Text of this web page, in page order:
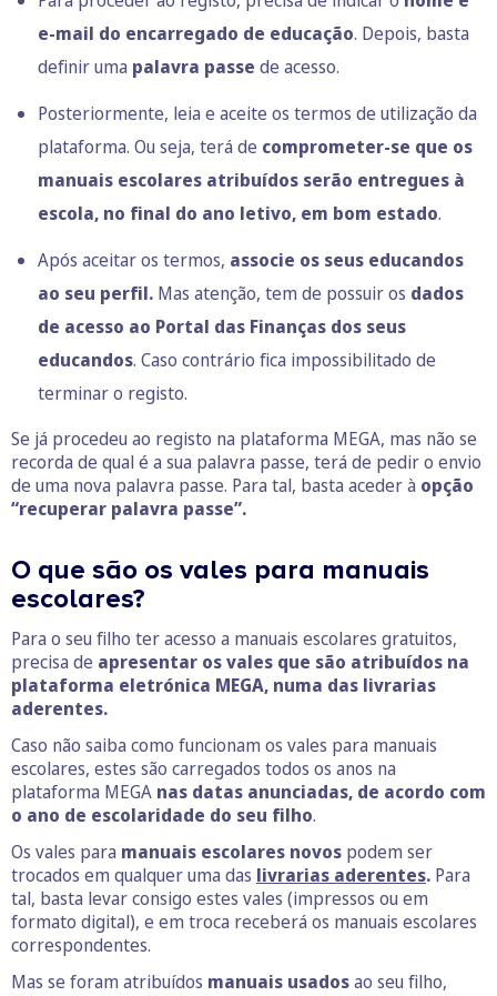
e-mail do encarregado de educação. Depois, basta
definir uma palavra passe de acesso.
Posteriormente, leia e aceite os termos de utilização da
plataforma. Ou seja, terá de comprometer-se que os
manuais escolares atribuídos serão entregues à
escola, no final do ano letivo, em bom estado.
Após aceitar os termos, associe os seus educandos
ao seu perfil. Mas atenção, tem de possuir os dados
de acesso ao Portal das Finanças dos seus
educandos. Caso contrário fica impossibilitado de
terminar o registo.
Se já procedeu ao registo na plataforma MEGA, mas não se
recorda de qual é a sua palavra passe, terá de pedir o envio
de uma nova palavra passe. Para tal, basta aceder à opção
“recuperar palavra passe”.
O que são os vales para manuais
escolares?
Para o seu filho ter acesso a manuais escolares gratuitos,
precisa de apresentar os vales que são atribuídos na
plataforma eletrónica MEGA, numa das livrarias
aderentes.
Caso não saiba como funcionam os vales para manuais
escolares, estes são carregados todos os anos na
plataforma MEGA nas datas anunciadas, de acordo com
o ano de escolaridade do seu filho.
Os vales para manuais escolares novos podem ser
trocados em qualquer uma das livrarias aderentes. Para
tal, basta levar consigo estes vales (impressos ou em
formato digital), e em troca receberá os manuais escolares
correspondentes.
Mas se foram atribuídos manuais usadosao seu filho,